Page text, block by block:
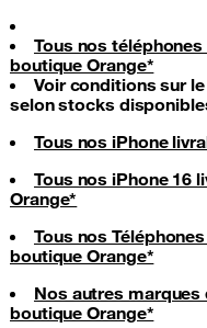
Tous nos
boutique Orange*
Voir conditions sur
selon stocks
Tous nos iPhone
Tous nos iPhone 16
Orange*
Tous nos
boutique Orange*
Nos autres marques
boutique Orange*